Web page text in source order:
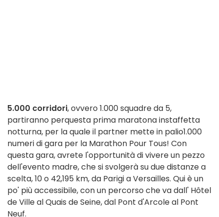
5.000 corridori, ovvero 1.000 squadre da 5,
partiranno perquesta prima maratonainstaffetta
notturna, per la quale il partner mette in palio1.000
numeri di gara per la Marathon Pour Tous! Con
questa gara, avrete l'opportunità di vivere un pezzo
dell'evento madre, che si svolgerà su due distanze a
scelta, 10 o 42,195 km, da Parigi a Versailles. Qui è un
po' più accessibile, con un percorso che va dall' Hôtel
deVille al Quais de Seine, dal Pont d'Arcole al Pont
Neuf.